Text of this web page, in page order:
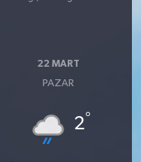
22 MART
PAZAR
2°